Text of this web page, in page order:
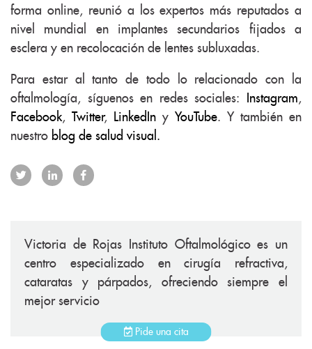
forma online, reunió a los expertos más reputados a
nivel mundial en implantes secundarios fijados a
esclera y en recolocación de lentes subluxadas.
Para estar al tanto de todo lo relacionado con la
oftalmología, síguenos en redes sociales: Instagram,
Facebook, Twitter, LinkedIn y YouTube. Y también en
nuestro blog de salud visual.
Victoria de Rojas Instituto Oftalmológico es un
centro especializado en cirugía refractiva,
cataratas y párpados, ofreciendo siempre el
mejor servicio
Pide una cita